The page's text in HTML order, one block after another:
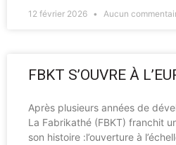
12 février 2026 Aucun
FBKT S’OUVRE À
Après plusieurs années de
La Fabrikathé (FBKT) franchit
son histoire :l’ouverture à